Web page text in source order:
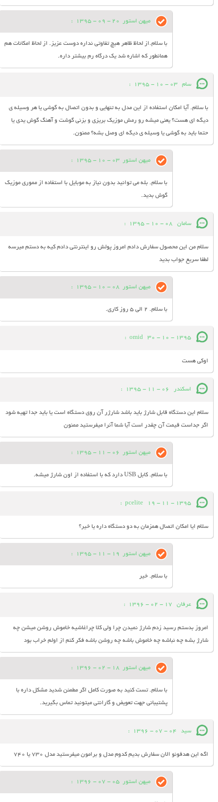
میهن استور 20 - 09 - 1395
:
با سلام.از لحاظ ظاهر هیچ تفاوتی نداره دوست عزیز. از لحاظ امکانات هم
همانطور که اشاره شد یک درگاه رم بیشتر داره.
سام 03 - 10 - 1395
:
با سلام. آیا امکان استفاده از این مدل به تنهایی و بدون اتصال به گوشی یا هر وسیله ی
دیگه ای هست؟ یعنی میشه رو رمش موزیک بریزی و بزنی گوشت و آهنگ گوش یدی یا
حتما باید به گوشی یا وسیله ی دیگه ای وصل بشه؟ ممنون.
میهن استور 03 - 10 - 1395
:
با سلام. بله می توانید بدون نیاز به موبایل با استفاده از مموری موزیک
گوش بدید.
سامان 08 - 10 - 1395
:
سلام من این محصول سفارش دادم امروز پولش رو اینترنتی دادم کیه به دستم میرسه
لطفا سریع جواب بدید
میهن استور 08 - 10 - 1395
:
با سلام. 2 الی 5 روز کاری.
omid 30 - 10 - 1395
:
اوکی هست
اسکندر 06 - 11 - 1395
:
سلام این دستگاه قابل شارژ باید باشد شارژر آن روی دستگاه است یا باید جدا تهیه شود
اگر جداست قیمت آن چقدر است آیا شما آنرا میفرستید ممنون
میهن استور 06 - 11 - 1395
:
با سلام. کابل USB دارد که با استفاده از اون شارژ میشه.
pcelite 19 - 11 - 1395
:
سلام ایا امکان اتصال همزمان به دو دستگاه داره یا خیر؟
میهن استور 19 - 11 - 1395
:
با سلام. خیر
عرفان 17 - 02 - 1396
:
امروز بدستم رسید زدم شارژ نمیدن چرا ولی کلا چراغاشیه خاموش روشن میشن چه
شارژ بشه چه نباشه چه خاموش باشه چه روشن باشه فکر کنم از اولم خراب بود
میهن استور 18 - 02 - 1396
:
با سلام. تست کنید به صورت کامل اگر مطمئن شدید مشکل داره با
پشتیبانی جهت تعویض و گارانتی میتونید تماس بگیرید.
سید 04 - 07 - 1396
:
اگه این هدفونو الان سفارش بدیم کدوم مدل و برامون میفرستید مدل 730 یا 740
میهن استور 05 - 07 - 1396
: